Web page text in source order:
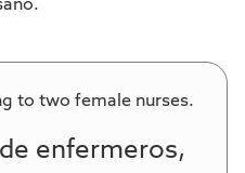
enfermeros,